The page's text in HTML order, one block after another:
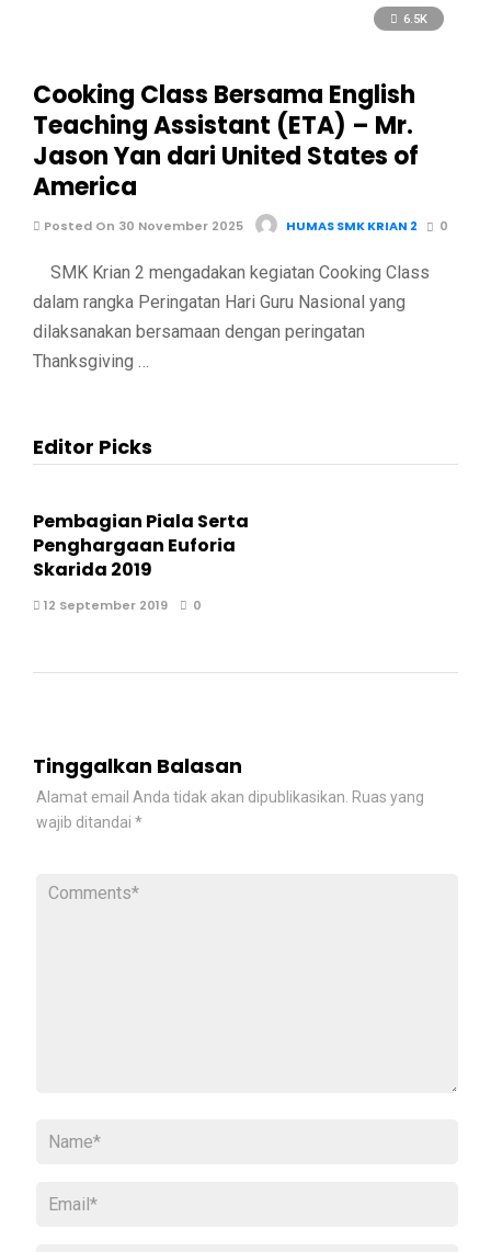
6.5K
Cooking Class Bersama English
Teaching Assistant (ETA) – Mr.
Jason Yan dari United States of
America
Posted On 30 November 2025 HUMAS SMK KRIAN 2 0
SMK Krian 2 mengadakan kegiatan Cooking Class
dalam rangka Peringatan Hari Guru Nasional yang
dilaksanakan bersamaan dengan peringatan
Thanksgiving …
Editor Picks
Pembagian Piala Serta
Penghargaan Euforia
Skarida 2019
12 September 2019 0
Tinggalkan Balasan
Alamat email Anda tidak akan dipublikasikan. Ruas yang
wajib ditandai *